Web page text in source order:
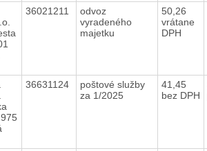
36021211
odvoz
vyradeného
majetku
50,26
vrátane
DPH
36631124
poštové služby
za 1/2025
41,45
bez DPH